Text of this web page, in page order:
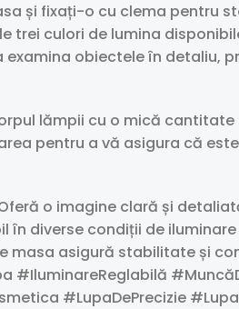
și fixați-o cu clema pentru
trei culori de lumina
examina obiectele în detaliu,
lămpii cu o mică
pentru a vă asigura că
o imagine clară și
în diverse condiții de
masa asigură stabilitate și
#IluminareReglabilă
#LupaDePrecizie